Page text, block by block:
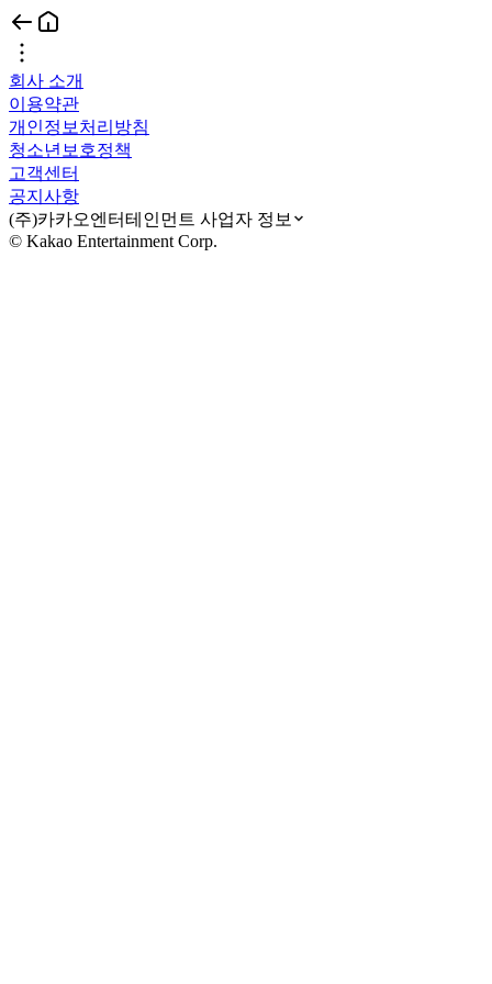
회사 소개
이용약관
개인정보처리방침
청소년보호정책
고객센터
공지사항
(주)카카오엔터테인먼트 사업자 정보
© Kakao Entertainment Corp.